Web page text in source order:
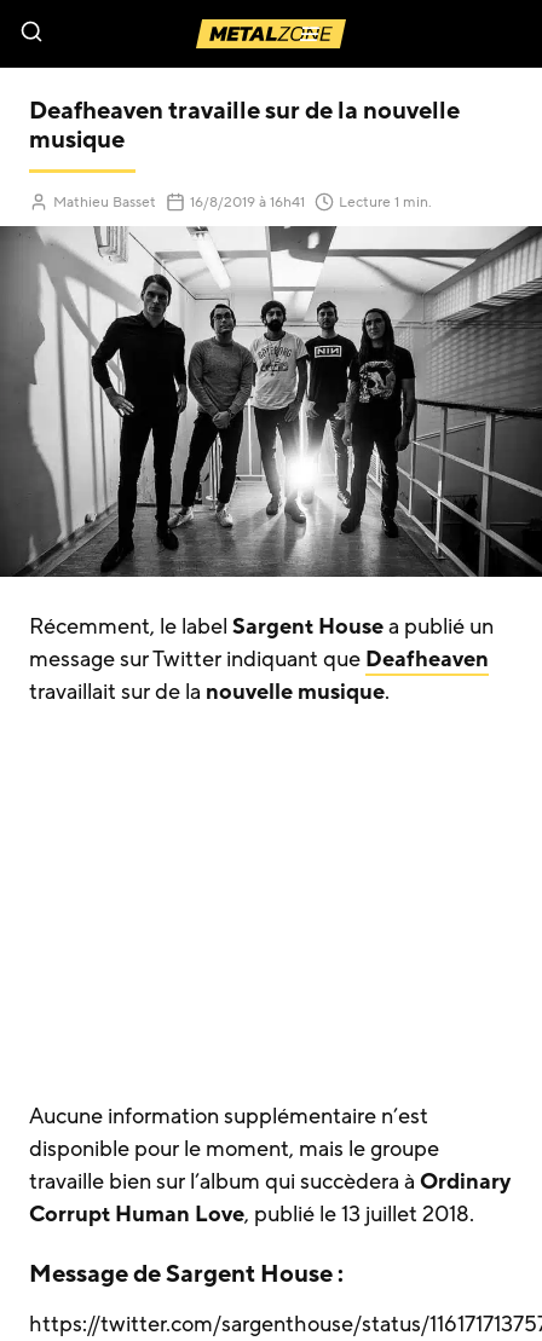
Menu
Deafheaven travaille sur de la nouvelle
musique
Mathieu Basset 16/8/2019(Mis à jour le )
à 16h41 Lecture 1 min.
Récemment, le label Sargent Housea publié un
message sur Twitter indiquant que Deafheaven
travaillait sur de la nouvelle musique.
Aucune information supplémentaire n’est
disponible pour le moment, mais le groupe
travaille bien sur l’album qui succèdera à Ordinary
Corrupt Human Love, publié le 13 juillet 2018.
Message de Sargent House :
https://twitter.com/sargenthouse/status/